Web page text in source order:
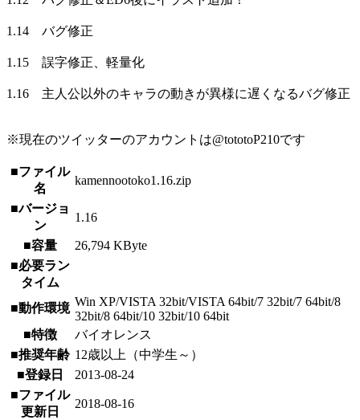
1.14 バグ修正
1.15 誤字修正、軽量化
1.16 主人公以外のキャラの動きが異様に遅くなるバグ修正
※現在のツイッターのアカウントは@tototoP210です
■ファイル
名
kamennootoko1.16.zip
■バージョ
ン
1.16
■容量
26,794 KByte
■必要ラン
タイム
■動作環境 Win XP/VISTA 32bit/VISTA 64bit/7 32bit/7 64bit/8
32bit/8 64bit/10 32bit/10 64bit
■特徴
バイオレンス
■推奨年齢 12歳以上（中学生～）
■登録日
2013-08-24
■ファイル
更新日
2018-08-16